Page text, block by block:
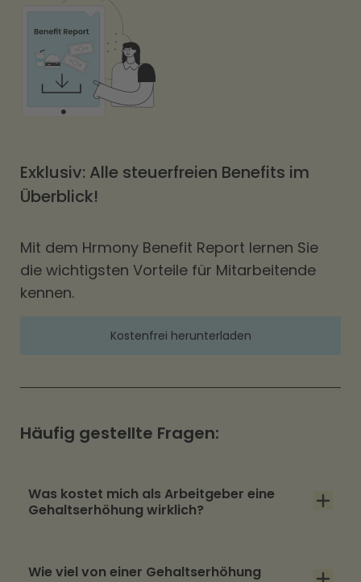
Exklusiv: Alle steuerfreien Benefits im
Überblick!
Mit dem Hrmony Benefit Report lernen Sie
die wichtigsten Vorteile für Mitarbeitende
kennen.
Kostenfrei herunterladen
Häufig gestellte Fragen:
Was kostet mich als Arbeitgeber eine
Gehaltserhöhung wirklich?
Wie viel von einer Gehaltserhöhung